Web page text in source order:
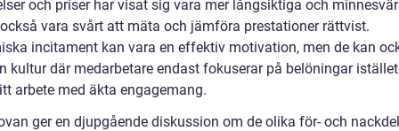
och priser har visat sig vara mer långsiktiga och
vara svårt att mäta och jämföra prestationer rättvist.
incitament kan vara en effektiv motivation, men de kan
kultur där medarbetare endast fokuserar på belöningar
arbete med äkta engagemang.
ger en djupgående diskussion om de olika för- och